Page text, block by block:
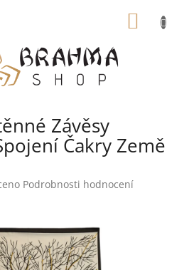
Závěsy
Čakry Země
Podrobnosti hodnocení